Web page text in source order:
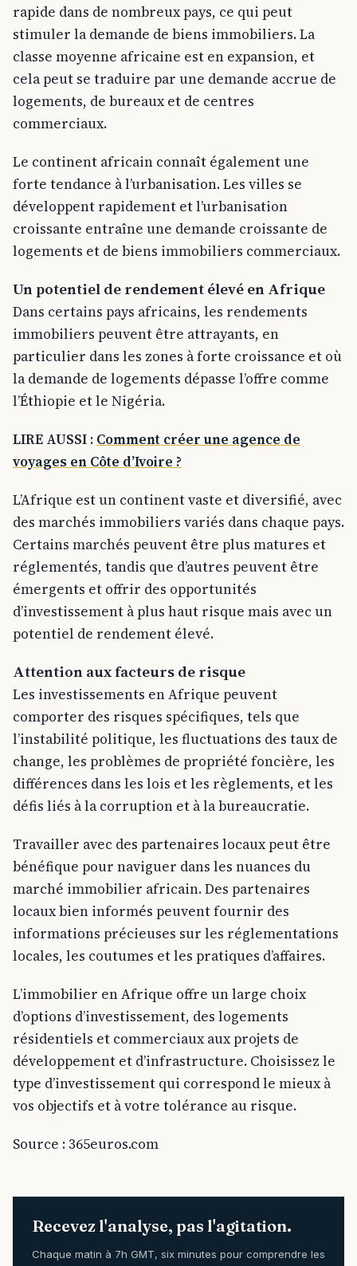
rapide dans de nombreux pays, ce qui peut
stimuler la demande de biens immobiliers. La
classe moyenne africaine est en expansion, et
cela peut se traduire par une demande accrue de
logements, de bureaux et de centres
commerciaux.
Le continent africain connaît également une
forte tendance à l’urbanisation. Les villes se
développent rapidement et l’urbanisation
croissante entraîne une demande croissante de
logements et de biens immobiliers commerciaux.
Un potentiel de rendement élevé en Afrique
Dans certains pays africains, les rendements
immobiliers peuvent être attrayants, en
particulier dans les zones à forte croissance et où
la demande de logements dépasse l’offre comme
l’Éthiopie et le Nigéria.
LIRE AUSSI : Comment créer une agence de
voyages en Côte d’Ivoire ?
L’Afrique est un continent vaste et diversifié, avec
des marchés immobiliers variés dans chaque pays.
Certains marchés peuvent être plus matures et
réglementés, tandis que d’autres peuvent être
émergents et offrir des opportunités
d’investissement à plus haut risque mais avec un
potentiel de rendement élevé.
Attention aux facteurs de risque
Les investissements en Afrique peuvent
comporter des risques spécifiques, tels que
l’instabilité politique, les fluctuations des taux de
change, les problèmes de propriété foncière, les
différences dans les lois et les règlements, et les
défis liés à la corruption et à la bureaucratie.
Travailler avec des partenaires locaux peut être
bénéfique pour naviguer dans les nuances du
marché immobilier africain. Des partenaires
locaux bien informés peuvent fournir des
informations précieuses sur les réglementations
locales, les coutumes et les pratiques d’affaires.
L’immobilier en Afrique offre un large choix
d’options d’investissement, des logements
résidentiels et commerciaux aux projets de
développement et d’infrastructure. Choisissez le
type d’investissement qui correspond le mieux à
vos objectifs et à votre tolérance au risque.
Source : 365euros.com
Recevez l'analyse, pas l'agitation.
Chaque matin à 7h GMT, six minutes pour comprendre les